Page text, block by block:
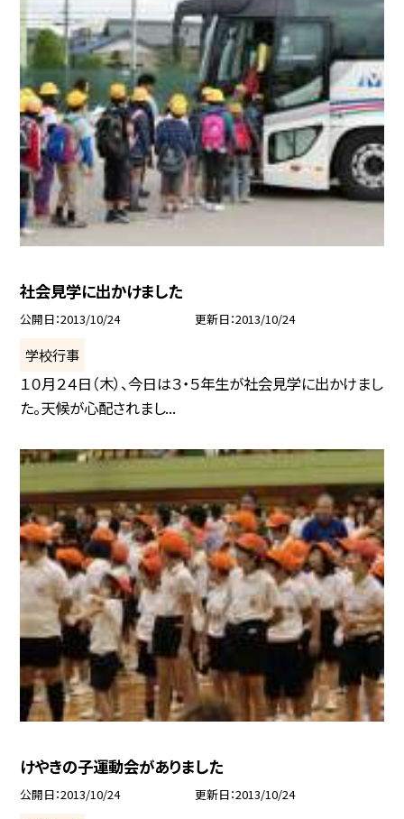
社会見学に出かけました
公開日 2013/10/24 更新日 2013/10/24
学校行事
１０月２４日（木）、今日は３・５年生が社会見学に出かけまし
た。天候が心配されまし...
けやきの子運動会がありました
公開日 2013/10/24 更新日 2013/10/24